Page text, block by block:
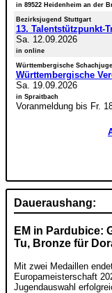
in 89522 Heidenheim an der
Bezirksjugend Stuttgart
13. Talentstützpunkt-
Sa. 12.09.2026
in online
Württembergische
Württembergische
Sa. 19.09.2026
in Spraitbach
Voranmeldung bis Fr.
Daueraushang:
EM in Pardubice:
Tu, Bronze für
Mit zwei Medaillen
Europameisterschaft
Jugendauswahl